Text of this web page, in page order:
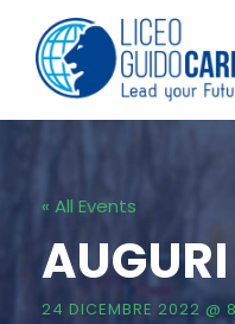
« All Events
24 DICEMBRE 2022 @